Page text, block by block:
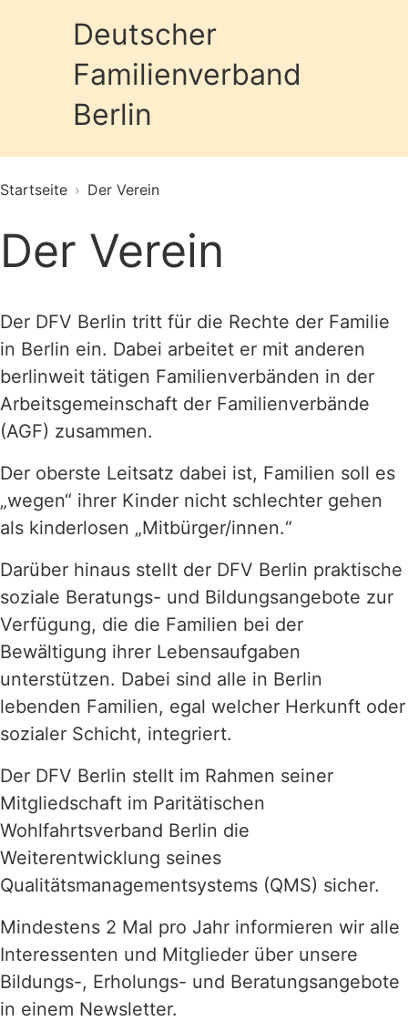
Deutscher
Familienverband
Berlin
Startseite › Der Verein
Der Verein
Der DFV Berlin tritt für die Rechte der Familie
in Berlin ein. Dabei arbeitet er mit anderen
berlinweit tätigen Familienverbänden in der
Arbeitsgemeinschaft der Familienverbände
(AGF) zusammen.
Der oberste Leitsatz dabei ist, Familien soll es
„wegen“ ihrer Kinder nicht schlechter gehen
als kinderlosen „Mitbürger/innen.“
Darüber hinaus stellt der DFV Berlin praktische
soziale Beratungs- und Bildungsangebote zur
Verfügung, die die Familien bei der
Bewältigung ihrer Lebensaufgaben
unterstützen. Dabei sind alle in Berlin
lebenden Familien, egal welcher Herkunft oder
sozialer Schicht, integriert.
Der DFV Berlin stellt im Rahmen seiner
Mitgliedschaft im Paritätischen
Wohlfahrtsverband Berlin die
Weiterentwicklung seines
Qualitätsmanagementsystems (QMS) sicher.
Mindestens 2 Mal pro Jahr informieren wir alle
Interessenten und Mitglieder über unsere
Bildungs-, Erholungs- und Beratungsangebote
in einem Newsletter.